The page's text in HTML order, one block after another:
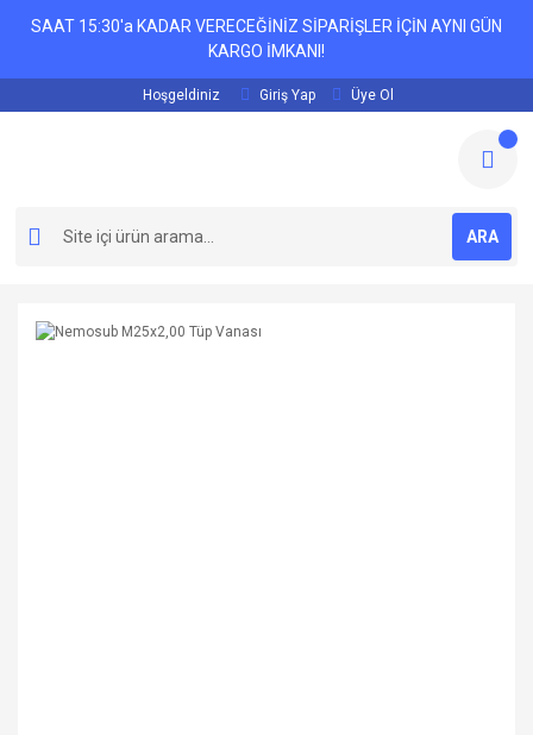
SAAT 15:30'a KADAR VERECEĞİNİZ SİPARİŞLER İÇİN AYNI GÜN
KARGO İMKANI!
Hoşgeldiniz Giriş Yap Üye Ol
ARA